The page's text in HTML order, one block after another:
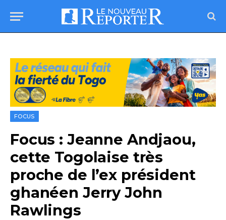
FOCUS
Focus : Jeanne Andjaou,
cette Togolaise très
proche de l’ex président
ghanéen Jerry John
Rawlings